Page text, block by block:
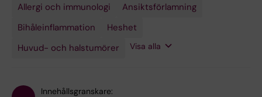
Allergi och immunologi
Ansiktsförlamning
Bihåleinflammation
Heshet
Huvud- och halstumörer
Hörselskador
Kraniocerebralt
trauma
Luftvägshantering
Näsa
Snuva
Vertigo
Öra
Öronsusning
Visa alla
Innehållsgranskare: